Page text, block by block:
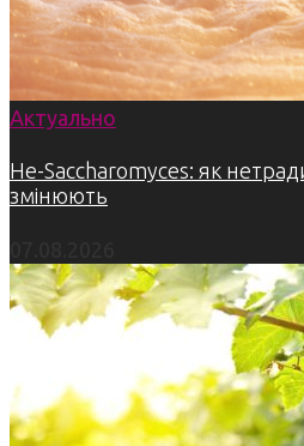
Актуально
Не-Saccharomyces: як
змінюють